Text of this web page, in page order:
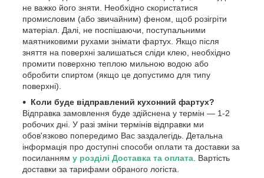
не важко його зняти. Необхідно скористатися
промисловим (або звичайним) феном, щоб розігріти
матеріал. Далі, не поспішаючи, поступальними
маятниковими рухами знімати фартух. Якщо після
зняття на поверхні залишаться сліди клею, необхідно
промити поверхню теплою мильною водою або
обробити спиртом (якщо це допустимо для типу
поверхні).
Коли буде відправлений кухонний фартух?
Відправка замовлення буде здійснена у термін — 1-2
робочих дні. У разі зміни термінів відправки ми
обов'язково попередимо Вас заздалегідь. Детальна
інформація про доступні способи оплати та доставки за
посиланням у розділі Доставка та оплата . Вартість
доставки за тарифами обраного логіста.